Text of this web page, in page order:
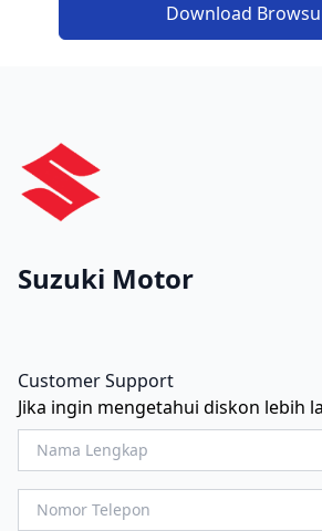
Download
Suzuki Motor
Customer Support
Jika ingin mengetahui diskon lebih